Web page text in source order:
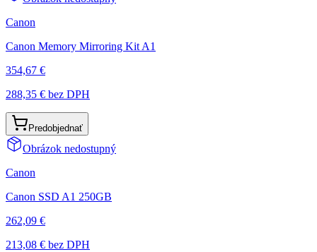
Canon
Canon Memory Mirroring Kit A1
354,67 €
288,35 € bez DPH
Predobjednať
Obrázok nedostupný
Canon
Canon SSD A1 250GB
262,09 €
213,08 € bez DPH